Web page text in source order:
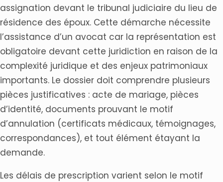
assignation devant le tribunal judiciaire du lieu de
résidence des époux. Cette démarche nécessite
l’assistance d’un avocat car la représentation est
obligatoire devant cette juridiction en raison de la
complexité juridique et des enjeux patrimoniaux
importants. Le dossier doit comprendre plusieurs
pièces justificatives : acte de mariage, pièces
d’identité, documents prouvant le motif
d’annulation (certificats médicaux, témoignages,
correspondances), et tout élément étayant la
demande.
Les délais de prescription varient selon le motif